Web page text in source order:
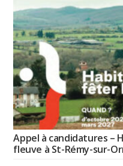
Appel à candidatures –
fleuve à St-Rémy-sur-